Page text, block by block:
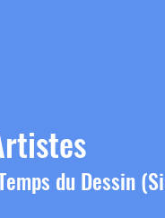
du Dessin